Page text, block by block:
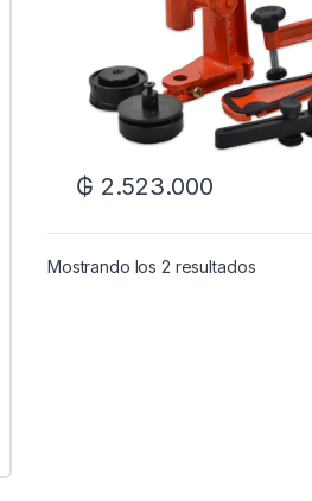
₲ 2.523.000
Mostrando los 2 resultados